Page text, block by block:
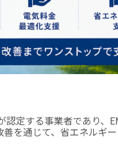
定する事業者であり、
を通じて、省エネルギ